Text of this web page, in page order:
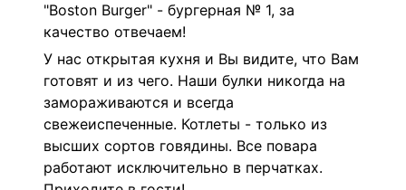
"Boston Burger" - бургерная № 1, за
качество отвечаем!
У нас открытая кухня и Вы видите, что Вам
готовят и из чего. Наши булки никогда на
замораживаются и всегда
свежеиспеченные. Котлеты - только из
высших сортов говядины. Все повара
работают исключительно в перчатках.